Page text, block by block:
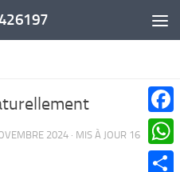
2024 · MIS À JOUR 16